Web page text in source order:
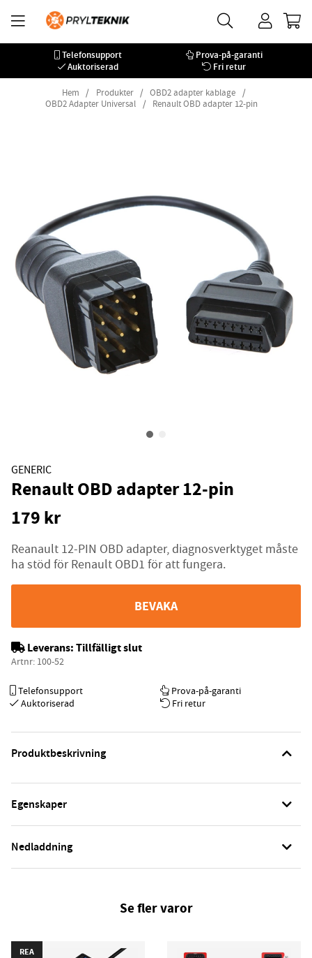
Telefonsupport
Prova-på-garanti
Auktoriserad
Fri retur
Hem Produkter
OBD2 adapter kablage
OBD2 Adapter Universal
Renault OBD adapter 12-pin
GENERIC
Renault OBD adapter 12-pin
179 kr
Reanault 12-PIN OBD adapter, diagnosverktyget måste
ha stöd för Renault OBD1 för att fungera.
BEVAKA
Leverans:Tillfälligt slut
Artnr: 100-52
Telefonsupport
Prova-på-garanti
Auktoriserad
Fri retur
Produktbeskrivning
Egenskaper
Nedladdning
Se fler varor
REA